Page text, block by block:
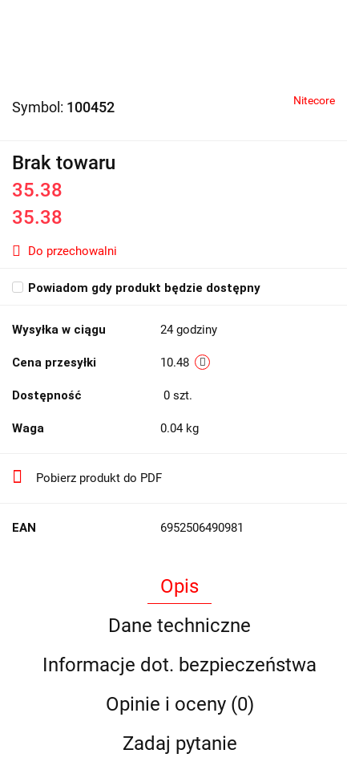
Symbol: 100452 Nitecore
Brak towaru
35.38
35.38
Do przechowalni
Powiadom gdy produkt będzie dostępny
Wysyłka w ciągu 24 godziny
Cena przesyłki 10.48
Dostępność 0 szt.
Waga 0.04 kg
Pobierz produkt do PDF
EAN 6952506490981
Opis
Dane techniczne
Informacje dot. bezpieczeństwa
Opinie i oceny (0)
Zadaj pytanie